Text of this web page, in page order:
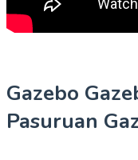
Gazebo
Pasuruan